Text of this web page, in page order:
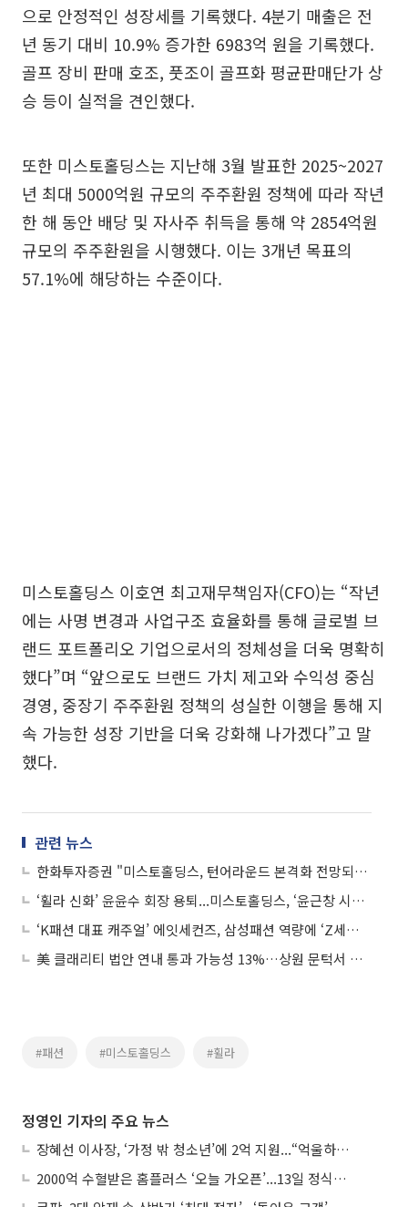
으로 안정적인 성장세를 기록했다. 4분기 매출은 전
년 동기 대비 10.9% 증가한 6983억 원을 기록했다.
골프 장비 판매 호조, 풋조이 골프화 평균판매단가 상
승 등이 실적을 견인했다.
또한 미스토홀딩스는 지난해 3월 발표한 2025~2027
년 최대 5000억원 규모의 주주환원 정책에 따라 작년
한 해 동안 배당 및 자사주 취득을 통해 약 2854억원
규모의 주주환원을 시행했다. 이는 3개년 목표의
57.1%에 해당하는 수준이다.
미스토홀딩스 이호연 최고재무책임자(CFO)는 “작년
에는 사명 변경과 사업구조 효율화를 통해 글로벌 브
랜드 포트폴리오 기업으로서의 정체성을 더욱 명확히
했다”며 “앞으로도 브랜드 가치 제고와 수익성 중심
경영, 중장기 주주환원 정책의 성실한 이행을 통해 지
속 가능한 성장 기반을 더욱 강화해 나가겠다”고 말
했다.
관련 뉴스
한화투자증권 "미스토홀딩스, 턴어라운드 본격화 전망되지만...K패션은 아직"
‘휠라 신화’ 윤윤수 회장 용퇴...미스토홀딩스, ‘윤근창 시대’ 본격화
‘K패션 대표 캐주얼’ 에잇세컨즈, 삼성패션 역량에 ‘Z세대 감도’ 더하기
美 클래리티 법안 연내 통과 가능성 13%…상원 문턱서 제동
#패션 #미스토홀딩스 #휠라
정영인 기자의 주요 뉴스
장혜선 이사장, ‘가정 밖 청소년’에 2억 지원...“억울하고 아파도 단단해지길”
2000억 수혈받은 홈플러스 ‘오늘 가오픈’...13일 정식 개장 시험대